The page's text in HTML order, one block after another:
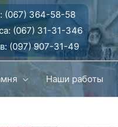
(067) 364-58-58
(067) 31-31-346
(097) 907-31-49
Наши работы